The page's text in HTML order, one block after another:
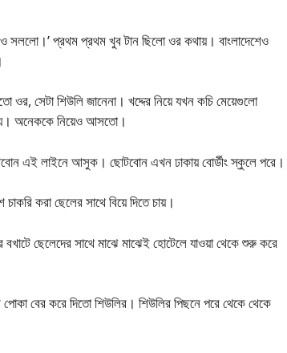
সললো।’ প্রথম প্রথম খুব টান ছিলো ওর কথায়। বাংলাদেশেও
সেটা শিউলি জানেনা। খদ্দের নিয়ে যখন কচি মেয়েগুলো
অনেককে নিয়েও আসতো।
এই লাইনে আসুক। ছোটবোন এখন ঢাকায় বোর্ডীং স্কুলে পরে।
করা ছেলের সাথে বিয়ে দিতে চায়।
ছেলেদের সাথে মাঝে মাঝেই হোটেলে যাওয়া থেকে শুরু করে
বের করে দিতো শিউলির। শিউলির পিছনে পরে থেকে থেকে